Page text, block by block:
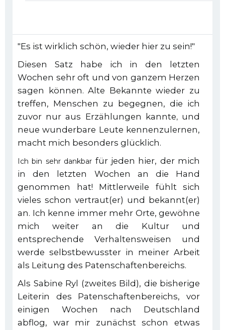
"Es ist wirklich schön, wieder hier zu sein!"
Diesen Satz habe ich in den letzten
Wochen sehr oft und von ganzem Herzen
sagen können. Alte Bekannte wieder zu
treffen, Menschen zu begegnen, die ich
zuvor nur aus Erzählungen kannte,und
neue wunderbare Leute kennenzulernen,
macht mich besonders glücklich.
Ich bin sehr dankbar für jeden hier, der mich
in den letzten Wochen an die Hand
genommen hat! Mittlerweile fühlt sich
vieles schon vertraut(er) und bekannt(er)
an. Ich kenne immer mehr Orte, gewöhne
mich weiter an die Kultur und
entsprechende Verhaltensweisen und
werde selbstbewusster in meiner Arbeit
als Leitung des Patenschaftenbereichs.
Als Sabine Ryl (zweites Bild), die bisherige
Leiterin des Patenschaftenbereichs, vor
einigen Wochen nach Deutschland
abflog, war mir zunächst schon etwas